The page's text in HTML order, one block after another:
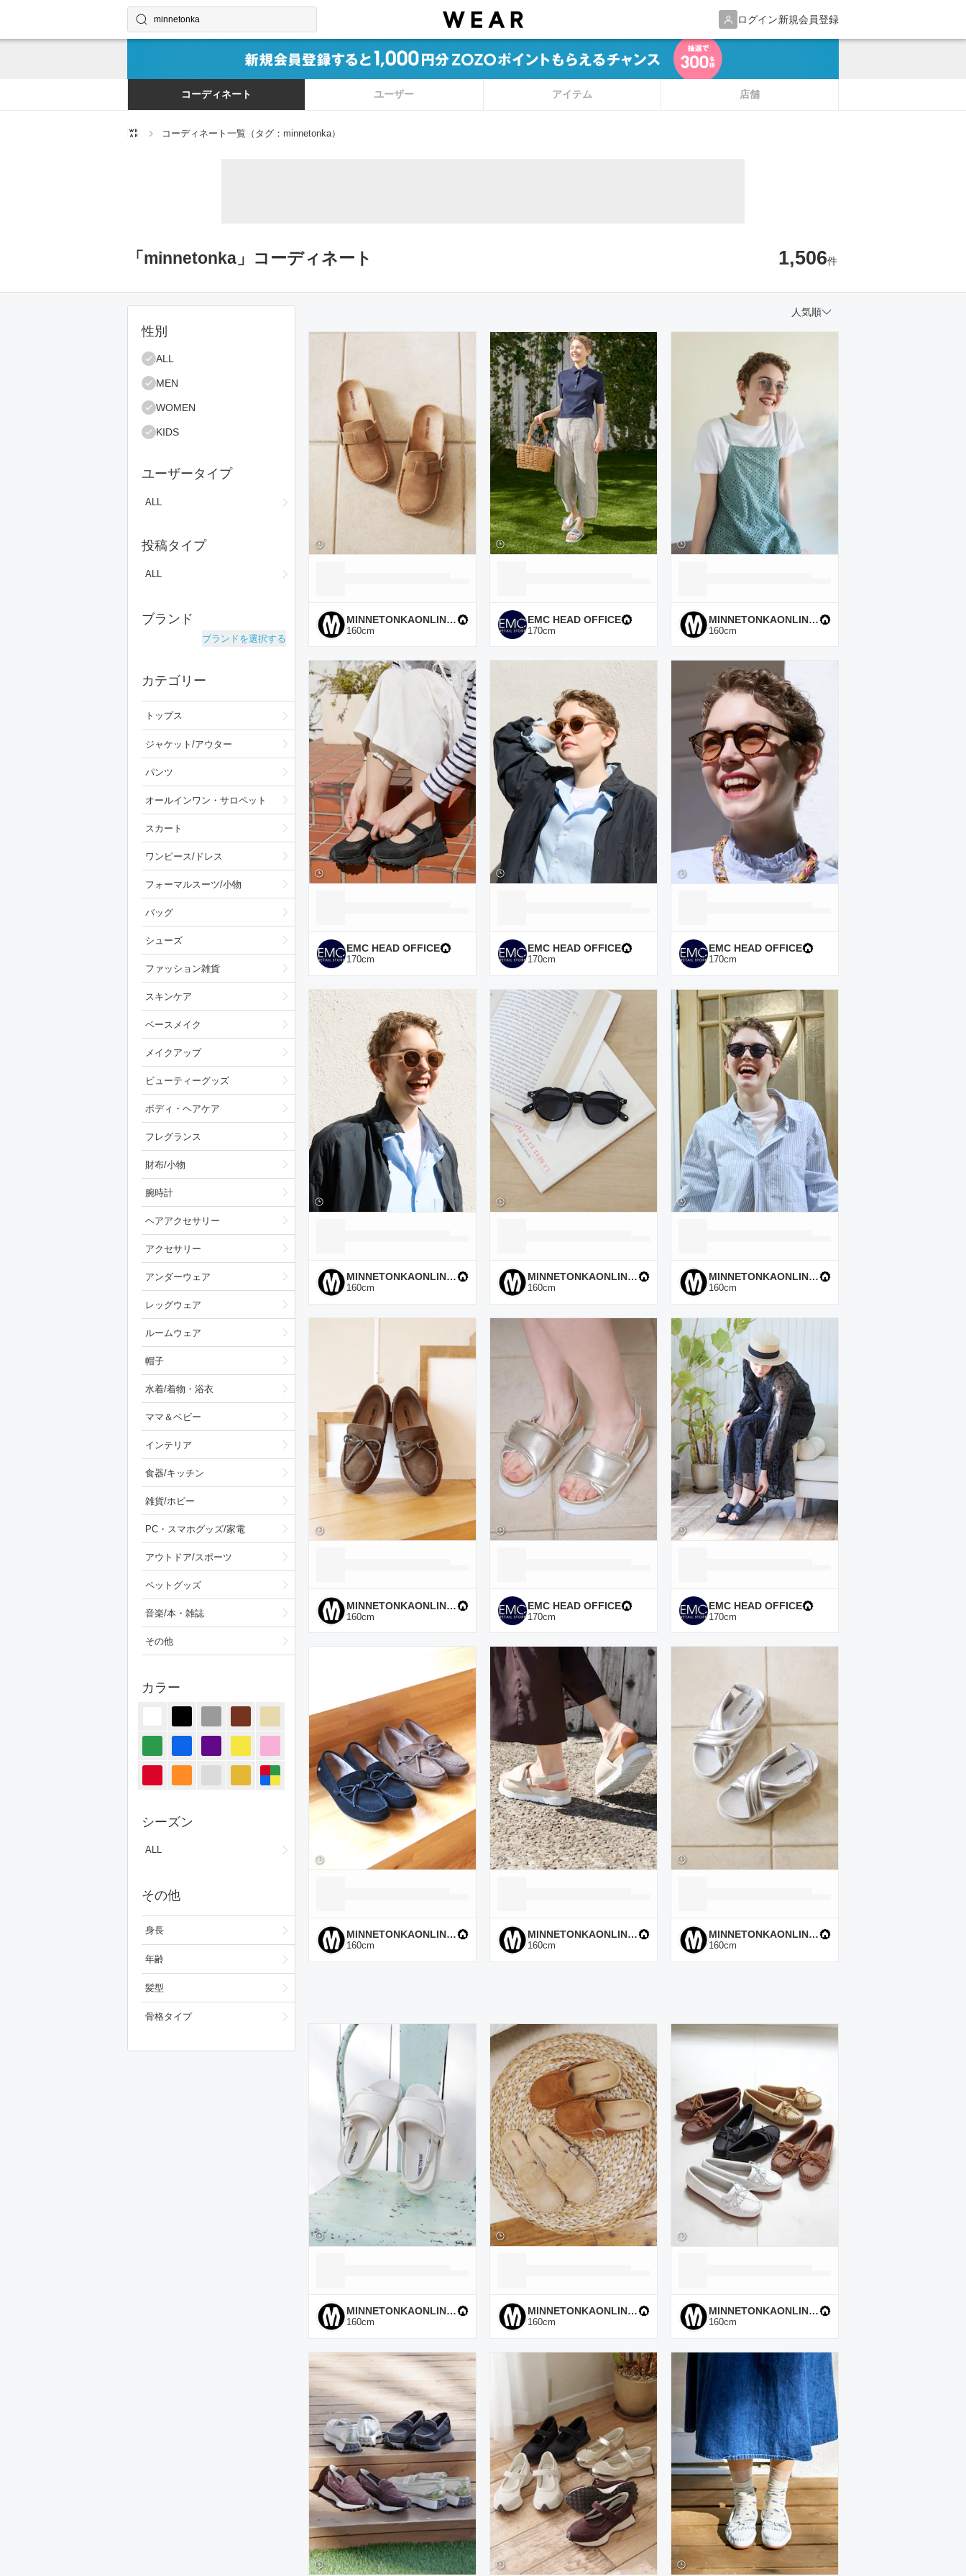
ログイン新規会員登録
コーディネートやユーザーを探す
検索する
コーディネート ユーザー アイテム 店舗
コーディネート一覧（タグ：minnetonka）
「minnetonka」コーディネート 1,506件
絞り込み条件
性別
ALL
MEN
WOMEN
KIDS
ユーザータイプ
ALL
投稿タイプ
ALL
ブランド
ブランドを選択する
カテゴリー
トップス
ジャケット/アウター
パンツ
オールインワン・サロペット
スカート
ワンピース/ドレス
フォーマルスーツ/小物
バッグ
シューズ
ファッション雑貨
スキンケア
ベースメイク
メイクアップ
ビューティーグッズ
ボディ・ヘアケア
フレグランス
財布/小物
腕時計
ヘアアクセサリー
アクセサリー
アンダーウェア
レッグウェア
ルームウェア
帽子
水着/着物・浴衣
ママ＆ベビー
インテリア
食器/キッチン
雑貨/ホビー
PC・スマホグッズ/家電
アウトドア/スポーツ
ペットグッズ
音楽/本・雑誌
その他
カラー
シーズン
ALL
その他
身長
年齢
髪型
骨格タイプ
人気順
コーディネート一覧
MINNETONKAONLINESHOP
160cm
EMC HEAD OFFICE
170cm
MINNETONKAONLINESHOP
160cm
EMC HEAD OFFICE
170cm
EMC HEAD OFFICE
170cm
EMC HEAD OFFICE
170cm
MINNETONKAONLINESHOP
160cm
MINNETONKAONLINESHOP
160cm
MINNETONKAONLINESHOP
160cm
MINNETONKAONLINESHOP
160cm
EMC HEAD OFFICE
170cm
EMC HEAD OFFICE
170cm
MINNETONKAONLINESHOP
160cm
MINNETONKAONLINESHOP
160cm
MINNETONKAONLINESHOP
160cm
MINNETONKAONLINESHOP
160cm
MINNETONKAONLINESHOP
160cm
MINNETONKAONLINESHOP
160cm